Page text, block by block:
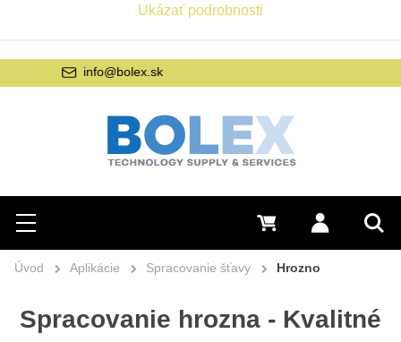
Hľadať
Menu Prihlásiť sa
0 €
Úvod Aplikácie Spracovanie šťavy Hrozno
Spracovanie hrozna - Kvalitné
Ukázať podrobnosti